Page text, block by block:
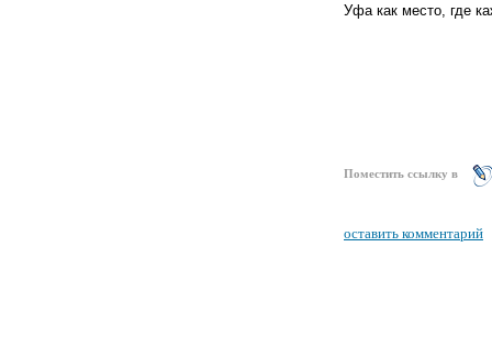
Уфа как место, где
Поместить ссылку в
оставить комментарий